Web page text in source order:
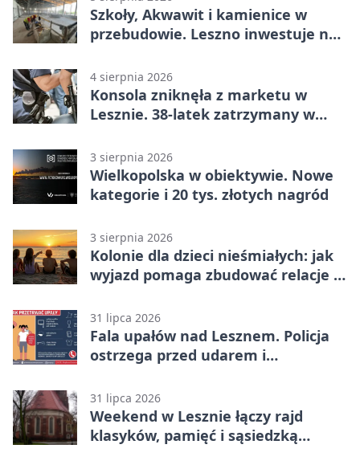
Szkoły, Akwawit i kamienice w
przebudowie. Leszno inwestuje na
4 sierpnia 2026
Konsola zniknęła z marketu w
Lesznie. 38-latek zatrzymany w
3 sierpnia 2026
Wielkopolska w obiektywie. Nowe
kategorie i 20 tys. złotych nagród
3 sierpnia 2026
Kolonie dla dzieci nieśmiałych: jak
wyjazd pomaga zbudować relacje z
31 lipca 2026
Fala upałów nad Lesznem. Policja
ostrzega przed udarem i
31 lipca 2026
Weekend w Lesznie łączy rajd
klasyków, pamięć i sąsiedzką